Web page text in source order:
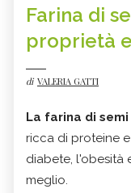
Farina di
proprietà
di VALERIA GATTI
La farina di
ricca di proteine
diabete, l'obesità
meglio.